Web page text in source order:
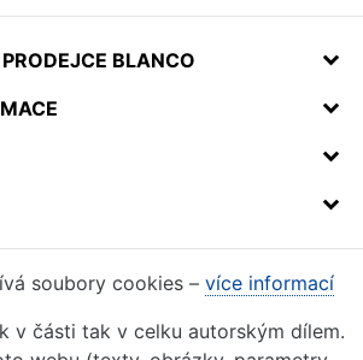
BLANCO
soubory cookies – více informací
v části tak v celku autorským dílem.